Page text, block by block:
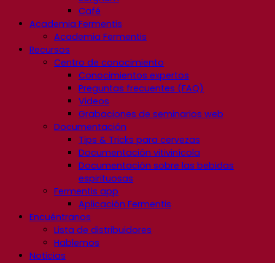
Café
Academia Fermentis
Academia Fermentis
Recursos
Centro de conocimiento
Conocimientos expertos
Preguntas frecuentes (FAQ)
Videos
Grabaciones de seminarios web
Documentación
Tips & Tricks para cervezas
Documentación vitivinícola
Documentación sobre las bebidas
espirituosas
Fermentis app
Aplicación Fermentis
Encuéntranos
Lista de distribuidores
Hablemos
Noticias